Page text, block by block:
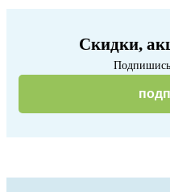
Скидки,
Подпишись